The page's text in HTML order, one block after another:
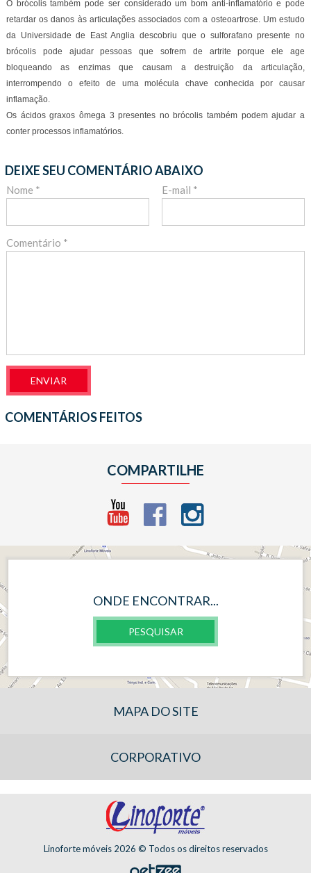
O brócolis também pode ser considerado um bom anti-inflamatório e pode
retardar os danos às articulações associados com a osteoartrose. Um estudo
da Universidade de East Anglia descobriu que o sulforafano presente no
brócolis pode ajudar pessoas que sofrem de artrite porque ele age
bloqueando as enzimas que causam a destruição da articulação,
interrompendo o efeito de uma molécula chave conhecida por causar
inflamação.
Os ácidos graxos ômega 3 presentes no brócolis também podem ajudar a
conter processos inflamatórios.
DEIXE SEU COMENTÁRIO ABAIXO
Nome * E-mail *
Comentário *
COMENTÁRIOS FEITOS
COMPARTILHE
ONDE ENCONTRAR...
PESQUISAR
MAPA DO SITE
CORPORATIVO
Linoforte móveis 2026 © Todos os direitos reservados